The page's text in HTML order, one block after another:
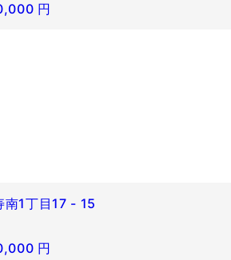
円
南1丁目17 - 15
円